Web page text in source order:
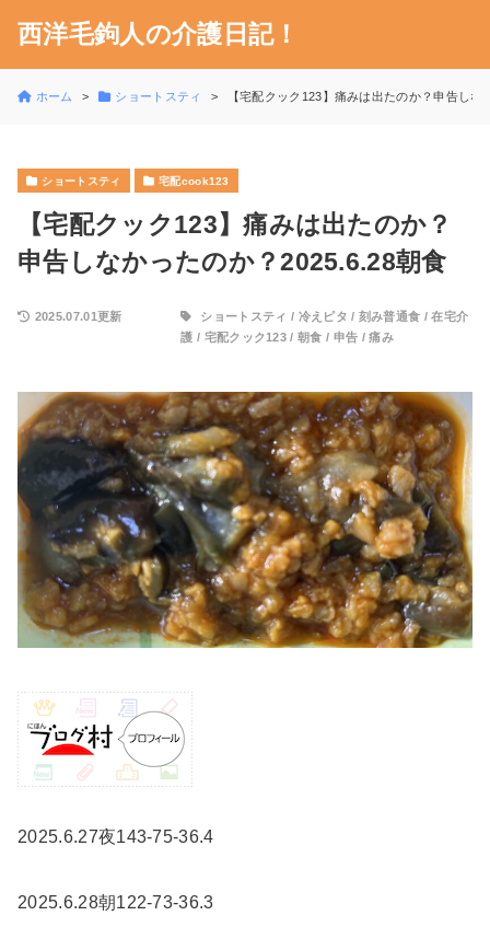
西洋毛鉤人の介護日記！
ホーム ショートスティ 【宅配クック123】痛みは出たのか？申告し
ショートスティ 宅配cook123
【宅配クック123】痛みは出たのか？
申告しなかったのか？2025.6.28朝食
2025.07.01更新 ショートスティ / 冷えピタ / 刻み普通食 /在宅介
護 / 宅配クック123 /朝食 / 申告 /痛み
2025.6.27夜143-75-36.4
2025.6.28朝122-73-36.3